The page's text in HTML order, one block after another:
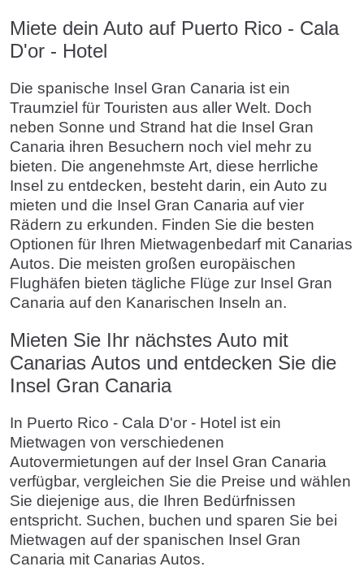
Miete dein Auto auf Puerto Rico - Cala
D'or - Hotel
Die spanische Insel Gran Canaria ist ein
Traumziel für Touristen aus aller Welt. Doch
neben Sonne und Strand hat die Insel Gran
Canaria ihren Besuchern noch viel mehr zu
bieten. Die angenehmste Art, diese herrliche
Insel zu entdecken, besteht darin, ein Auto zu
mieten und die Insel Gran Canaria auf vier
Rädern zu erkunden. Finden Sie die besten
Optionen für Ihren Mietwagenbedarf mit Canarias
Autos. Die meisten großen europäischen
Flughäfen bieten tägliche Flüge zur Insel Gran
Canaria auf den Kanarischen Inseln an.
Mieten Sie Ihr nächstes Auto mit
Canarias Autos und entdecken Sie die
Insel Gran Canaria
In Puerto Rico - Cala D'or - Hotel ist ein
Mietwagen von verschiedenen
Autovermietungen auf der Insel Gran Canaria
verfügbar, vergleichen Sie die Preise und wählen
Sie diejenige aus, die Ihren Bedürfnissen
entspricht. Suchen, buchen und sparen Sie bei
Mietwagen auf der spanischen Insel Gran
Canaria mit Canarias Autos.